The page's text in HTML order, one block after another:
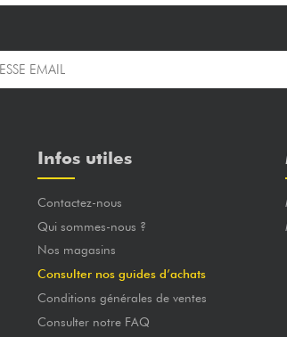
Infos utiles
Contactez-nous
Qui sommes-nous ?
Nos magasins
Consulter nos guides d’achats
Conditions générales de ventes
Consulter notre FAQ